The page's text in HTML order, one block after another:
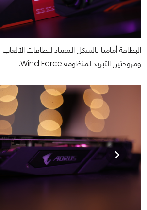
البطاقة أمامنا بالشكل المعتاد لبطاقات الألعاب
ومروحتين التبريد لمنظومة Wind Force.